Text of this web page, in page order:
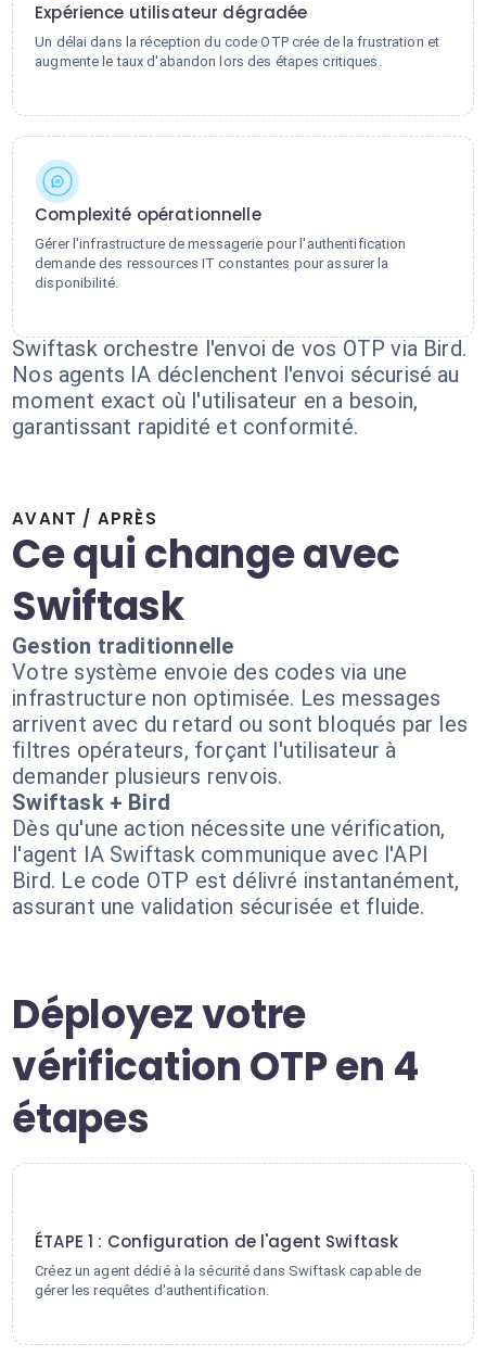
Expérience utilisateur dégradée
Un délai dans la réception du code OTP crée de la frustration et
augmente le taux d'abandon lors des étapes critiques.
Complexité opérationnelle
Gérer l'infrastructure de messagerie pour l'authentification
demande des ressources IT constantes pour assurer la
disponibilité.
Swiftask orchestre l'envoi de vos OTP via Bird.
Nos agents IA déclenchent l'envoi sécurisé au
moment exact où l'utilisateur en a besoin,
garantissant rapidité et conformité.
AVANT / APRÈS
Ce qui change avec
Swiftask
Gestion traditionnelle
Votre système envoie des codes via une
infrastructure non optimisée. Les messages
arrivent avec du retard ou sont bloqués par les
filtres opérateurs, forçant l'utilisateur à
demander plusieurs renvois.
Swiftask + Bird
Dès qu'une action nécessite une vérification,
l'agent IA Swiftask communique avec l'API
Bird. Le code OTP est délivré instantanément,
assurant une validation sécurisée et fluide.
Déployez votre
vérification OTP en 4
étapes
ÉTAPE 1 : Configuration de l'agent Swiftask
Créez un agent dédié à la sécurité dans Swiftask capable de
gérer les requêtes d'authentification.